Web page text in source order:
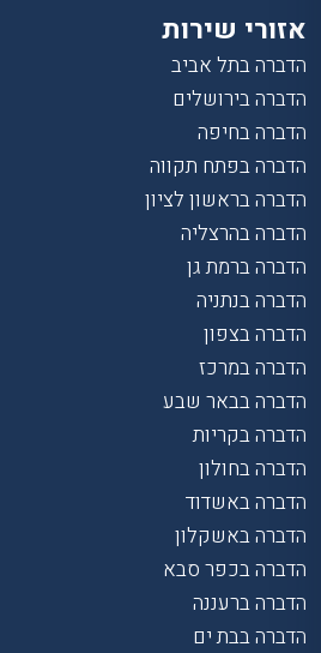
אזורי שירות
הדברה בתל אביב
הדברה בירושלים
הדברה בחיפה
הדברה בפתח תקווה
הדברה בראשון לציון
הדברה בהרצליה
הדברה ברמת גן
הדברה בנתניה
הדברה בצפון
הדברה במרכז
הדברה בבאר שבע
הדברה בקריות
הדברה בחולון
הדברה באשדוד
הדברה באשקלון
הדברה בכפר סבא
הדברה ברעננה
הדברה בבת ים